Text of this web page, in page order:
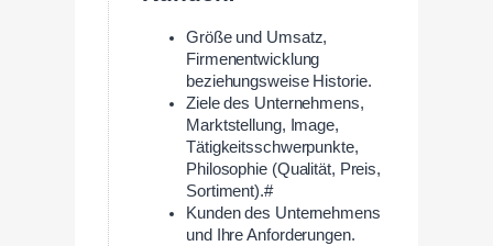
Größe und Umsatz,
Firmenentwicklung
beziehungsweise Historie.
Ziele des Unternehmens,
Marktstellung, Image,
Tätigkeitsschwerpunkte,
Philosophie (Qualität, Preis,
Sortiment).#
Kunden des Unternehmens
und Ihre Anforderungen.